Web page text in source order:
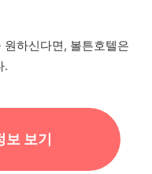
하신다면, 볼튼호텔은
.
보기